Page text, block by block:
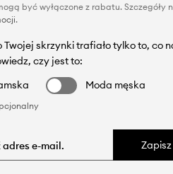
być wyłączone z rabatu. Szczegóły
.
Twojej skrzynki trafiało tylko to, co
czy jest to:
Moda męska